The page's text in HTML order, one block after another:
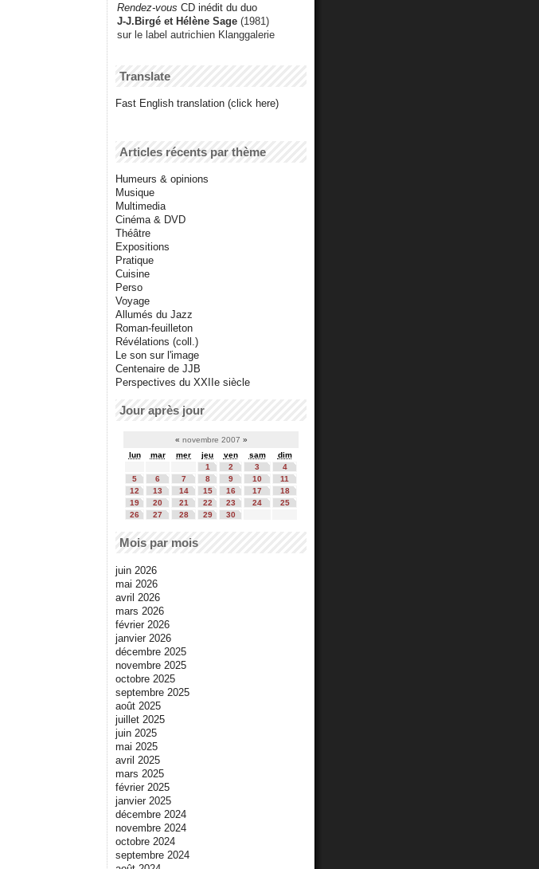
Rendez-vous CD inédit du duo
J-J.Birgé et Hélène Sage (1981)
sur le label autrichien Klanggalerie
Translate
Fast English translation (click here)
Articles récents par thème
Humeurs & opinions
Musique
Multimedia
Cinéma & DVD
Théâtre
Expositions
Pratique
Cuisine
Perso
Voyage
Allumés du Jazz
Roman-feuilleton
Révélations (coll.)
Le son sur l'image
Centenaire de JJB
Perspectives du XXIIe siècle
Jour après jour
« novembre 2007 »
lun
mar mer jeu ven sam
dim
1
2 3
4
5
6 7 8 9 10
11
12
13 14 15 16 17
18
19
20 21 22 23 24
25
26
27 28 29 30
Mois par mois
juin 2026
mai 2026
avril 2026
mars 2026
février 2026
janvier 2026
décembre 2025
novembre 2025
octobre 2025
septembre 2025
août 2025
juillet 2025
juin 2025
mai 2025
avril 2025
mars 2025
février 2025
janvier 2025
décembre 2024
novembre 2024
octobre 2024
septembre 2024